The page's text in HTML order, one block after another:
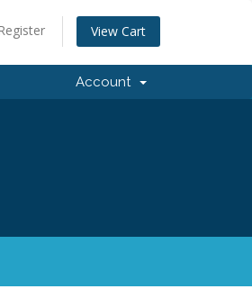
View Cart
Account